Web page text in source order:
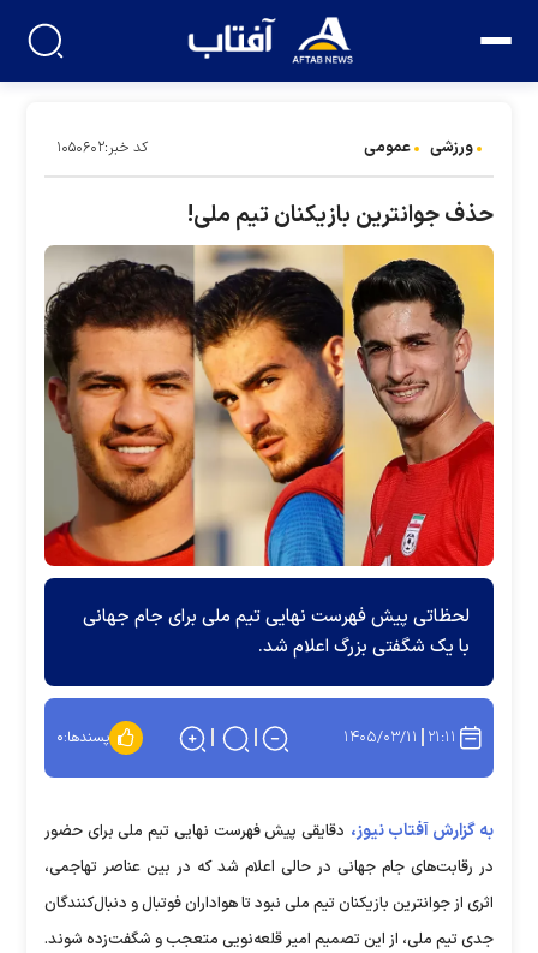
ورزشی عمومی کد خبر:۱۰۵۰۶۰۲
حذف جوانترین بازیکنان تیم ملی!
لحظاتی پیش فهرست نهایی تیم ملی برای جام جهانی
با یک شگفتی بزرگ اعلام شد.
۲۱:۱۱ ۱۴۰۵/۰۳/۱۱ پسندها:۰
به گزارش آفتاب نیوز، دقایقی پیش فهرست نهایی تیم ملی برای حضور
در رقابت‌های جام جهانی در حالی اعلام شد که در بین عناصر تهاجمی،
اثری از جوانترین بازیکنان تیم ملی نبود تا هواداران فوتبال و دنبال‌کنندگان
جدی تیم ملی، از این تصمیم امیر قلعه‌نویی متعجب و شگفت‌زده شوند.